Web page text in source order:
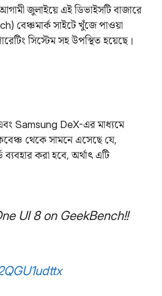
জুলাইয়ে এই ডিভাইসটি বাজারে
সাইটে খুঁজে পাওয়া
সিস্টেম সহ উপস্থিত হয়েছে।
এবং Samsung DeX-এর মাধ্যমে
থেকে সামনে এসেছে যে,
করা হবে, অর্থাৎ এটি
UI 8 on GeekBench!!